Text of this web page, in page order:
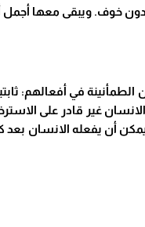
ويبقى معها أجمل
الطمأنينة في أفعالهم:
غير قادر على
أن يفعله الانسان بعد